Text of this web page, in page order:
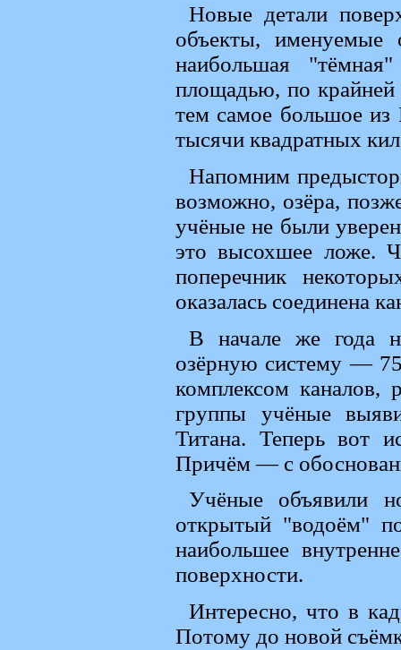
Новые детали
объекты, именуемые
наибольшая
площадью, по
тем самое большое
тысячи квадратных
Напомним
возможно, озёра,
учёные не были
это высохшее ложе.
поперечник
оказалась соединена
В начале же года
озёрную систему —
комплексом
группы учёные
Титана. Теперь вот
Причём — с
Учёные объявили
открытый "водоём"
наибольшее
поверхности.
Интересно, что в
Потому до новой